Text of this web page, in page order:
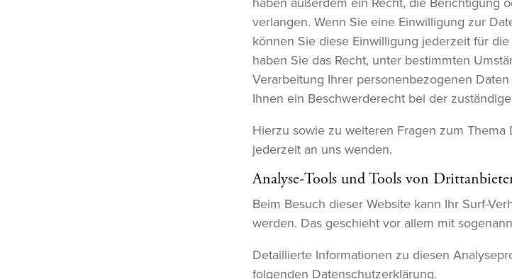
verlangen. Wenn Sie eine Einwilligung zur
können Sie diese Einwilligung jederzeit für
haben Sie das Recht, unter bestimmten
Verarbeitung Ihrer personenbezogenen
Ihnen ein Beschwerderecht bei der
Hierzu sowie zu weiteren Fragen zum
jederzeit an uns wenden.
Analyse-Tools und Tools von
Beim Besuch dieser Website kann Ihr Surf-
werden. Das geschieht vor allem mit
Detaillierte Informationen zu diesen
folgenden Datenschutzerklärung.